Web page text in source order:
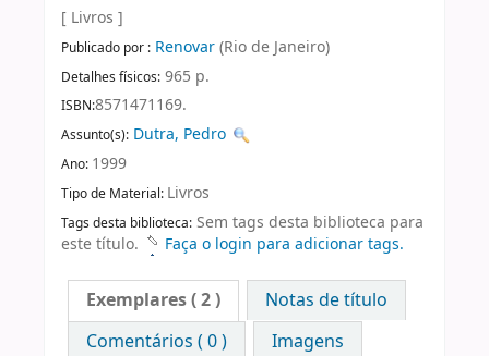
[ Livros ]
Publicado por : Renovar(Rio de Janeiro)
Detalhes físicos: 965 p.
ISBN:8571471169.
Assunto(s): Dutra, Pedro
Ano: 1999
Tipo de Material: Livros
Tags desta biblioteca: Sem tags desta biblioteca para
este título.
Faça o login para adicionar tags.
Exemplares( 2 )
Notas de título
Comentários ( 0 )
Imagens